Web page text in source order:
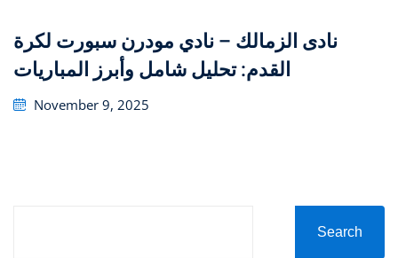
نادى الزمالك – نادي مودرن سبورت لكرة
القدم: تحليل شامل وأبرز المباريات
Posted
November 9, 2025
Search